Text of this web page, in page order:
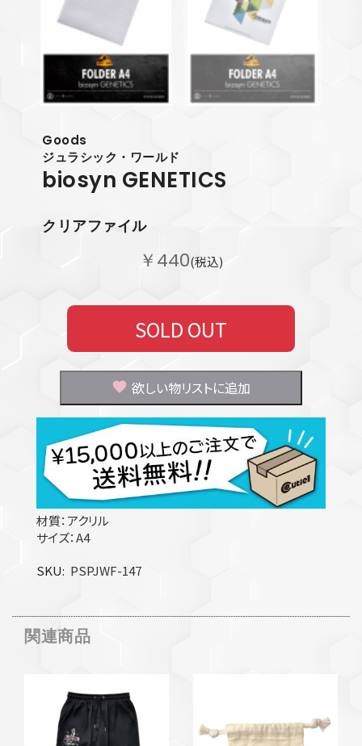
Goods
ジュラシック・ワールド
biosyn GENETICS
クリアファイル
￥440(税込)
SOLD OUT
欲しい物リストに追加
材質：アクリル
サイズ：A4
SKU
PSPJWF-147
関連商品